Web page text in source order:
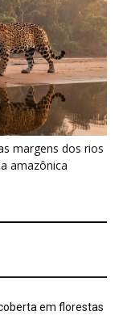
margens dos rios
amazônica
em florestas